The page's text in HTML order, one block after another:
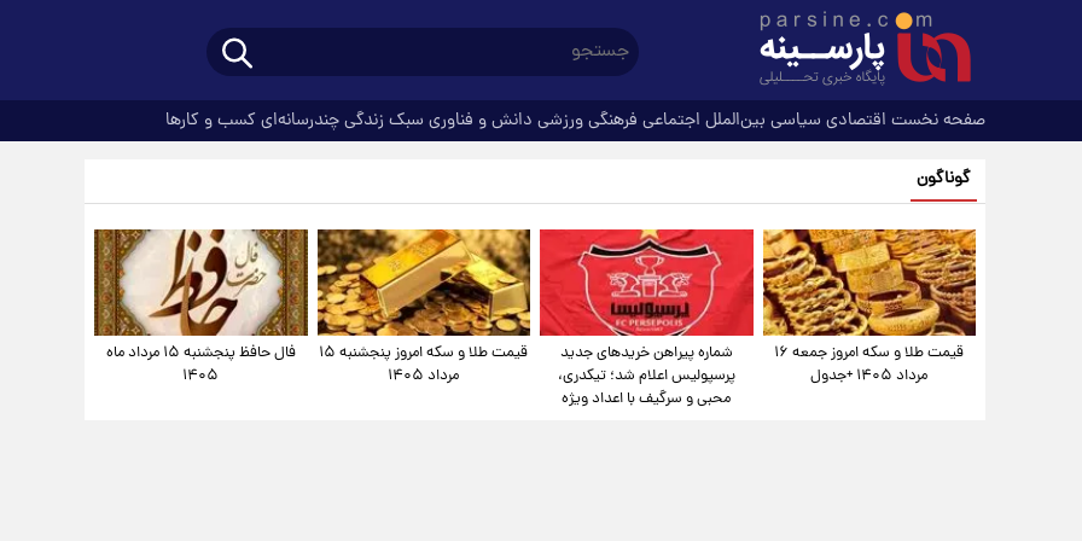
صفحه نخست اقتصادی سیاسی بین‌الملل اجتماعی فرهنگیورزشی دانش و فناوری سبک زندگیچندرسانه‌ای کسب و کارها
گوناگون
قیمت طلا و سکه امروز جمعه ۱۶
مرداد ۱۴۰۵ +جدول
شماره پیراهن خریدهای جدید
پرسپولیس اعلام شد؛ تیکدری،
محبی و سرگیف با اعداد ویژه
قیمت طلا و سکه امروز پنجشنبه ۱۵
مرداد ۱۴۰۵
فال حافظ پنجشنبه ۱۵ مرداد ماه
۱۴۰۵